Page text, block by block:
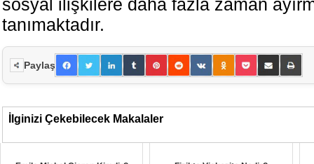
sosyal ilişkilere daha fazla zaman
tanımaktadır.
Paylaş
İlginizi Çekebilecek Makalaler